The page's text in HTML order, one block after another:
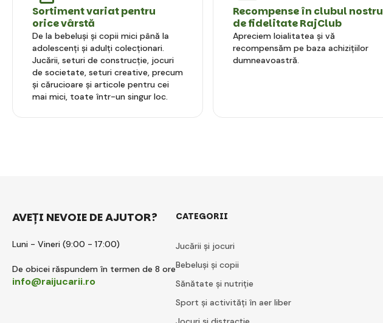
Sortiment variat pentru
orice vârstă
De la bebeluși și copii mici până la
adolescenți și adulți colecționari.
Jucării, seturi de construcție, jocuri
de societate, seturi creative, precum
și cărucioare și articole pentru cei
mai mici, toate într-un singur loc.
Recompense în clubul nostru
de fidelitate RajClub
Apreciem loialitatea și vă
recompensăm pe baza achizițiilor
dumneavoastră.
AVEȚI NEVOIE DE AJUTOR?
Luni - Vineri (9:00 - 17:00)
De obicei răspundem în termen de 8 ore
info@raijucarii.ro
CATEGORII
Jucării și jocuri
Bebeluși și copii
Sănătate și nutriție
Sport și activități în aer liber